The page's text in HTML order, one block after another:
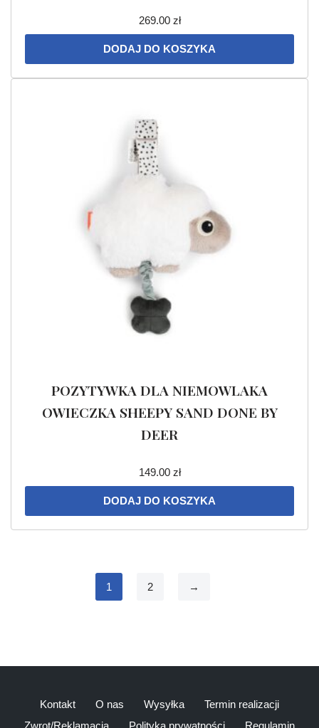
269.00 zł
DODAJ DO KOSZYKA
POZYTYWKA DLA NIEMOWLAKA
OWIECZKA SHEEPY SAND DONE BY
DEER
149.00 zł
DODAJ DO KOSZYKA
1 2 →
Kontakt O nas Wysyłka
Termin realizacji
Zwrot/Reklamacja
Polityka prywatności Regulamin